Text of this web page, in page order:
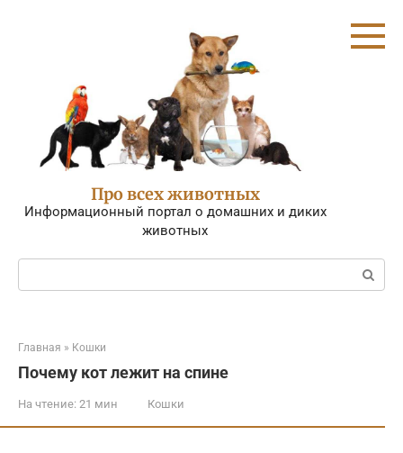
Про всех животных
Информационный портал о домашних и диких
животных
Поиск:
Главная » Кошки
Почему кот лежит на спине
На чтение: 21 мин Кошки